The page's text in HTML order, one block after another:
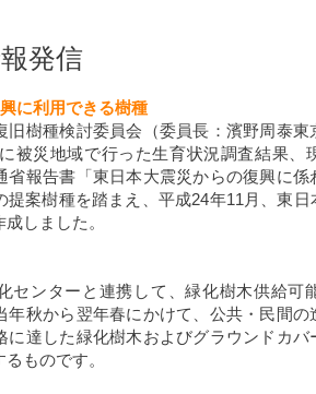
発信
に利用できる樹種
樹種検討委員会（委員長：濱野周泰東
被災地域で行った生育状況調査結果、
省報告書「東日本大震災からの復興に
提案樹種を踏まえ、平成24年11月、東
しました。
センターと連携して、緑化樹木供給可
年秋から翌年春にかけて、公共・民間
に達した緑化樹木およびグラウンドカ
ものです。